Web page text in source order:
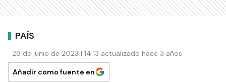
PAÍS
28 de junio de 2023 | 14:13 actualizado hace 3 años
Añadir como fuente en